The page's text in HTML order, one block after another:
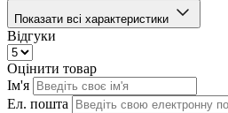
Показати всі характеристики
Відгуки
Оцінити товар
Ім'я
Ел. пошта